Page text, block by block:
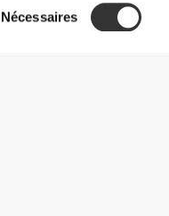
du
Nécessaires